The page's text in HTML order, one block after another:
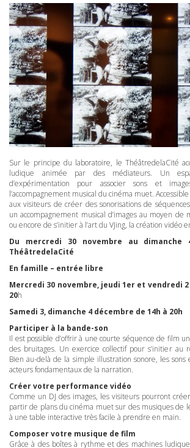
Sur le principe du laboratoire, le ThéâtredelaCité
ludique animée par des médiateurs. Un
d’expérimentation pour associer sons et
l’accompagnement musical du cinéma muet.
aux visiteurs de créer des sonorisations de
un accompagnement musical d’images au moyen de
ou encore de s’initier à l’art du VJing, la création vidéo
Du mercredi 30 novembre au dimanche
ThéâtredelaCité
En famille – entrée libre
Mercredi 30 novembre, jeudi 1er et vendredi
20h
Samedi 3, dimanche 4 décembre de 14h à 20h
Participer à la bande-son
Il est possible d’offrir à une courte séquence de film
des bruitages. Un exercice collectif pour s’initier au
Bien au-delà de la simple illustration sonore, les
acteurs fondamentaux de la narration.
Créer votre performance vidéo
Comme un DJ des images, les visiteurs pourront
partir de plans du cinéma muet sur des musiques de
à une table interactive très facile à prendre en main.
Composer votre musique de film
Grâce à des boîtes à rythme et des machines